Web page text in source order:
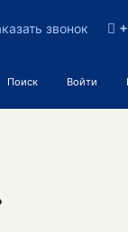
звонок
Поиск Войти